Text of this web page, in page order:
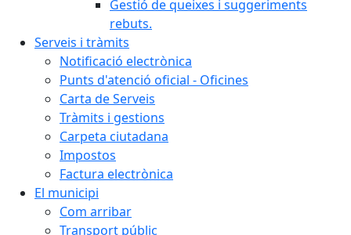
Gestió de queixes i suggeriments
rebuts.
Serveis i tràmits
Notificació electrònica
Punts d'atenció oficial - Oficines
Carta de Serveis
Tràmits i gestions
Carpeta ciutadana
Impostos
Factura electrònica
El municipi
Com arribar
Transport públic